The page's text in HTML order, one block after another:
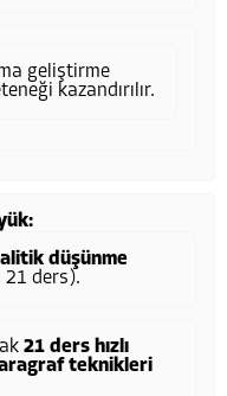
geliştirme
kazandırılır.
düşünme
21 ders).
21 ders hızlı
teknikleri